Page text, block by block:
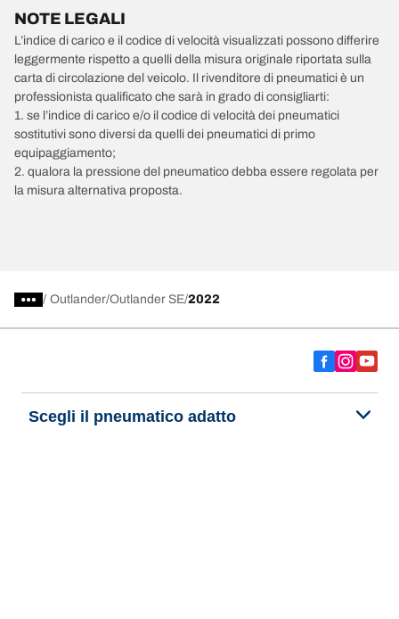
NOTE LEGALI
L’indice di carico e il codice di velocità visualizzati possono differire
leggermente rispetto a quelli della misura originale riportata sulla
carta di circolazione del veicolo. Il rivenditore di pneumatici è un
professionista qualificato che sarà in grado di consigliarti:
1. se l’indice di carico e/o il codice di velocità dei pneumatici
sostitutivi sono diversi da quelli dei pneumatici di primo
equipaggiamento;
2. qualora la pressione del pneumatico debba essere regolata per
la misura alternativa proposta.
/ Outlander Outlander SE 2022
Scegli il pneumatico adatto